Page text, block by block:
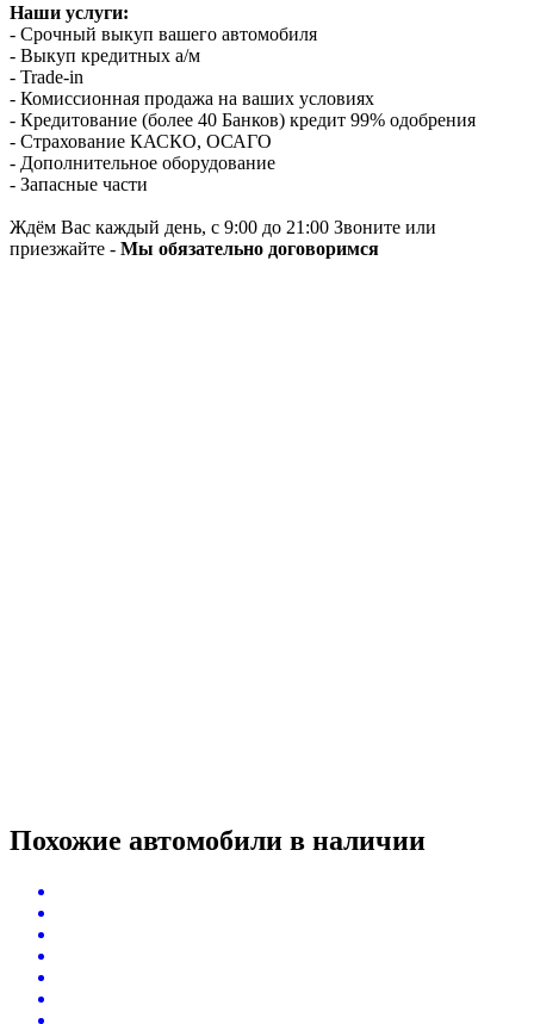
Наши услуги:
- Срочный выкуп вашего автомобиля
- Выкуп кредитных а/м
- Trade-in
- Комиссионная продажа на ваших условиях
- Кредитование (более 40 Банков) кредит 99% одобрения
- Страхование КАСКО, ОСАГО
- Дополнительное оборудование
- Запасные части
Ждём Вас каждый день, с 9:00 до 21:00 Звоните или
приезжайте - Мы обязательно договоримся
Похожие автомобили в наличии